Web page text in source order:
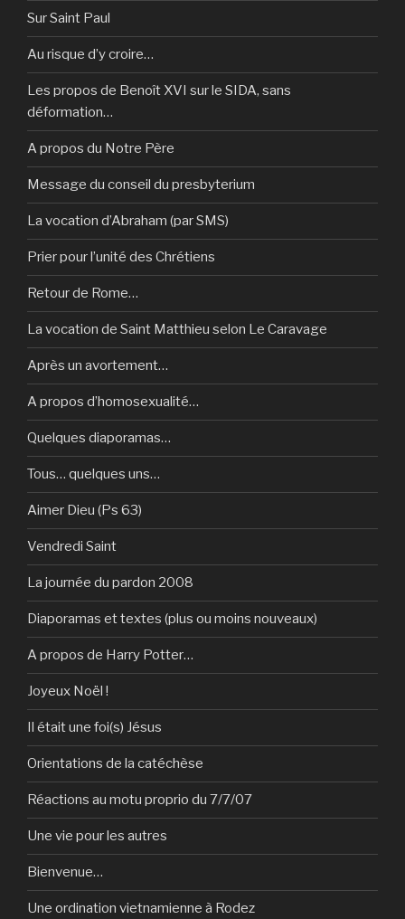
Sur Saint Paul
Au risque d’y croire…
Les propos de Benoît XVI sur le SIDA, sans
déformation…
A propos du Notre Père
Message du conseil du presbyterium
La vocation d’Abraham (par SMS)
Prier pour l’unité des Chrétiens
Retour de Rome…
La vocation de Saint Matthieu selon Le Caravage
Après un avortement…
A propos d’homosexualité…
Quelques diaporamas…
Tous… quelques uns…
Aimer Dieu (Ps 63)
Vendredi Saint
La journée du pardon 2008
Diaporamas et textes (plus ou moins nouveaux)
A propos de Harry Potter…
Joyeux Noël !
Il était une foi(s) Jésus
Orientations de la catéchèse
Réactions au motu proprio du 7/7/07
Une vie pour les autres
Bienvenue…
Une ordination vietnamienne à Rodez